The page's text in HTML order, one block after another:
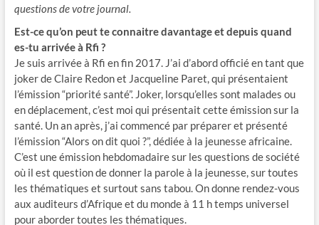
questions de votre journal.
Est-ce qu’on peut te connaitre davantage et depuis quand
es-tu arrivée à Rfi ?
Je suis arrivée à Rfi en fin 2017. J’ai d’abord officié en tant que
joker de Claire Redon et Jacqueline Paret, qui présentaient
l’émission “priorité santé”. Joker, lorsqu’elles sont malades ou
en déplacement, c’est moi qui présentait cette émission sur la
santé. Un an après, j’ai commencé par préparer et présenté
l’émission “Alors on dit quoi ?”, dédiée à la jeunesse africaine.
C’est une émission hebdomadaire sur les questions de société
où il est question de donner la parole à la jeunesse, sur toutes
les thématiques et surtout sans tabou. On donne rendez-vous
aux auditeurs d’Afrique et du monde à 11 h temps universel
pour aborder toutes les thématiques.